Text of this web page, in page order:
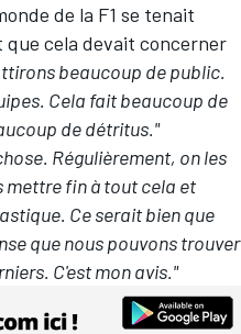
de la F1 se tenait
cela devait concerner
beaucoup de public.
Cela fait beaucoup de
de détritus."
Régulièrement, on les
mettre fin à tout cela et
Ce serait bien que
que nous pouvons trouver
C'est mon avis."